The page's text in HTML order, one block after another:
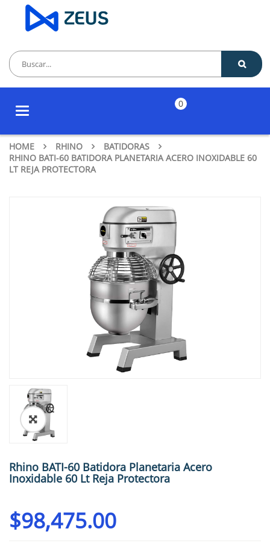
Toggle
0
HOME RHINO
BATIDORAS
RHINO BATI-60 BATIDORA PLANETARIA ACERO INOXIDABLE 60
LT REJA PROTECTORA
🔍
Rhino BATI-60 Batidora Planetaria Acero
Inoxidable 60 Lt Reja Protectora
$98,475.00